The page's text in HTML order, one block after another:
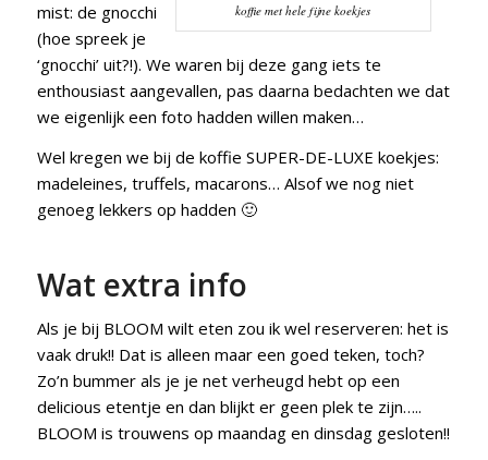
koffie met hele fijne koekjes
mist: de gnocchi
(hoe spreek je
‘gnocchi’ uit?!). We waren bij deze gang iets te
enthousiast aangevallen, pas daarna bedachten we dat
we eigenlijk een foto hadden willen maken…
Wel kregen we bij de koffie SUPER-DE-LUXE koekjes:
madeleines, truffels, macarons… Alsof we nog niet
genoeg lekkers op hadden 🙂
Wat extra info
Als je bij BLOOM wilt eten zou ik wel reserveren: het is
vaak druk!! Dat is alleen maar een goed teken, toch?
Zo’n bummer als je je net verheugd hebt op een
delicious etentje en dan blijkt er geen plek te zijn…..
BLOOM is trouwens op maandag en dinsdag gesloten!!